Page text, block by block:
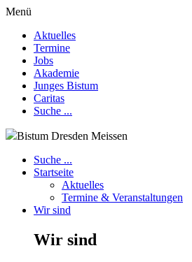
Menü
Aktuelles
Termine
Jobs
Akademie
Junges Bistum
Caritas
Suche ...
Bistum Dresden Meissen
Suche ...
Startseite
Aktuelles
Termine & Veranstaltungen
Wir sind
Wir sind